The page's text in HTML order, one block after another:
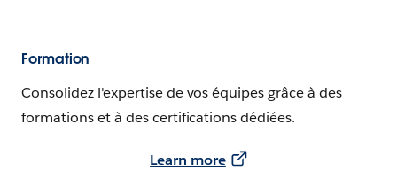
Formation
Consolidez l'expertise de vos équipes grâce à des
formations et à des certifications dédiées.
Learn more